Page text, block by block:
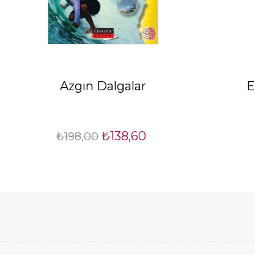
Azgın Dalgalar
₺198,00 ₺138,60